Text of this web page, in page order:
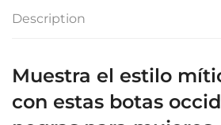
Description
Muestra el estilo
con estas botas